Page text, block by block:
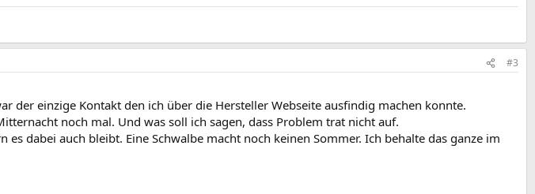
#3
der einzige Kontakt den ich über die Hersteller Webseite ausfindig machen konnte.
noch mal. Und was soll ich sagen, dass Problem trat nicht auf.
dabei auch bleibt. Eine Schwalbe macht noch keinen Sommer. Ich behalte das ganze im